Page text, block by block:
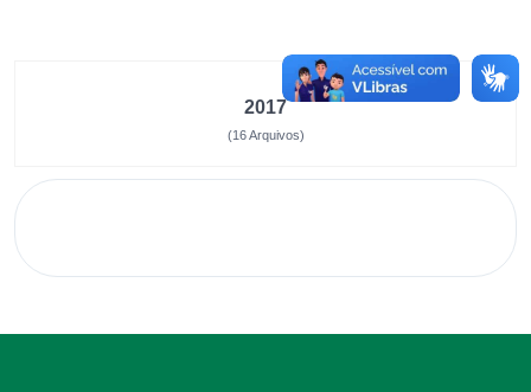
2017
(16 Arquivos)